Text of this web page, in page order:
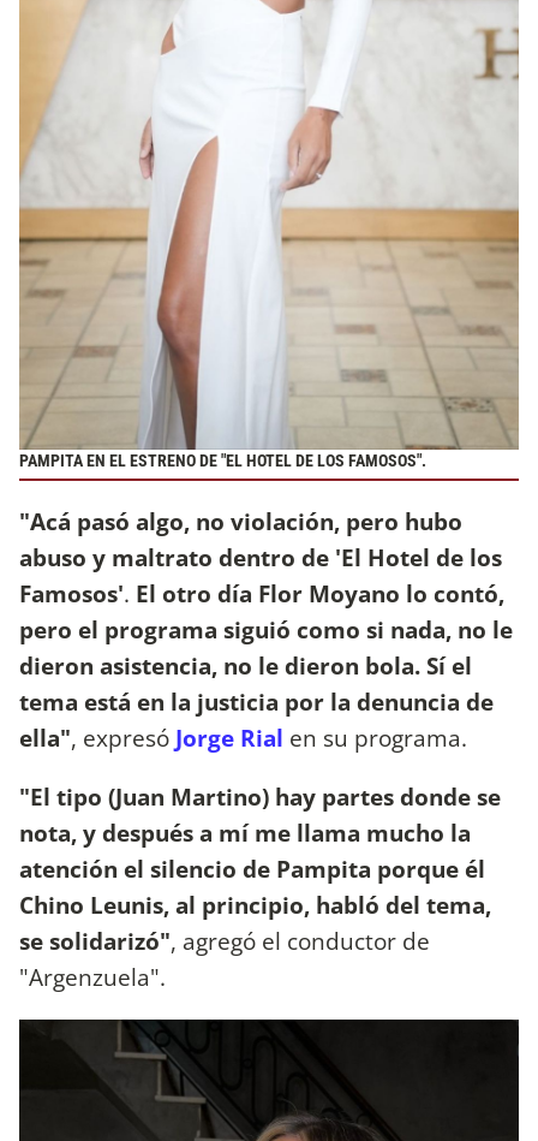
PAMPITA EN EL ESTRENO DE "EL HOTEL DE LOS FAMOSOS".
"Acá pasó algo, no violación, pero hubo
abuso y maltrato dentro de 'El Hotel de los
Famosos'. El otro día Flor Moyano lo contó,
pero el programa siguió como si nada, no le
dieron asistencia, no le dieron bola. Sí el
tema está en la justicia por la denuncia de
ella", expresó Jorge Rial en su programa.
"El tipo (Juan Martino) hay partes donde se
nota, y después a mí me llama mucho la
atención el silencio de Pampita porque él
Chino Leunis, al principio, habló del tema,
se solidarizó", agregó el conductor de
"Argenzuela".